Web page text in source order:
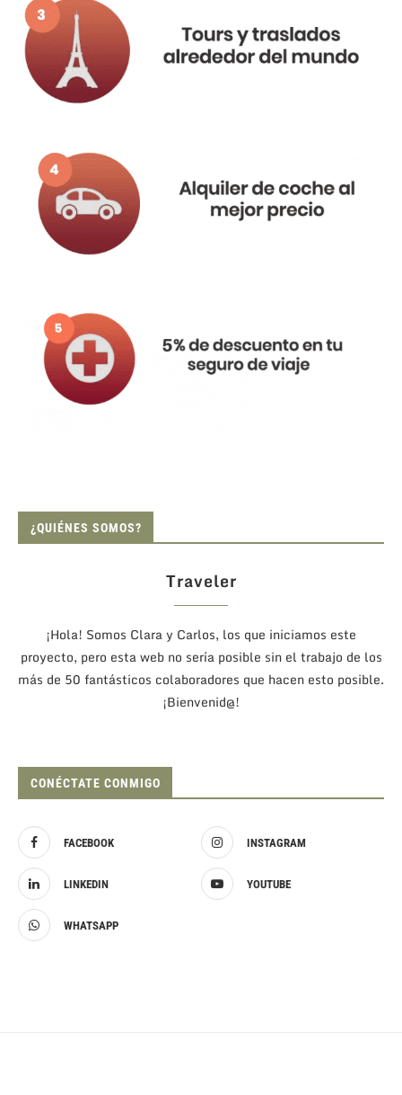
¿QUIÉNES SOMOS?
Traveler
¡Hola! Somos Clara y Carlos, los que iniciamos este
proyecto, pero esta web no sería posible sin el trabajo de los
más de 50 fantásticos colaboradores que hacen esto posible.
¡Bienvenid@!
CONÉCTATE CONMIGO
FACEBOOK INSTAGRAM
LINKEDIN YOUTUBE
WHATSAPP